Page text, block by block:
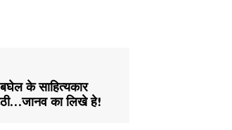
के साहित्यकार
का लिखे हे!